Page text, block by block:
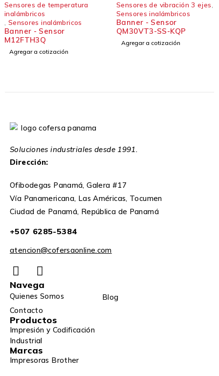
Sensores de temperatura
inalámbricos
Sensores inalámbricos
Banner - Sensor
M12FTH3Q
Agregar a cotización
Sensores de vibración 3 ejes
Sensores inalámbricos
Banner - Sensor
QM30VT3-SS-KQP
Agregar a cotización
Soluciones industriales desde 1991.
Dirección:
Ofibodegas Panamá, Galera #17
Vía Panamericana, Las Américas, Tocumen
Ciudad de Panamá, República de Panamá
+507 6285-5384
atencion@cofersaonline.com
Navega
Quienes Somos
Blog
Contacto
Productos
Impresión y Codificación
Industrial
Marcas
Impresoras Brother